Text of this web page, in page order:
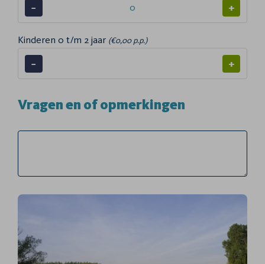
− +
Kinderen 0 t/m 2 jaar (€0,00 p.p.)
− +
Vragen en of opmerkingen